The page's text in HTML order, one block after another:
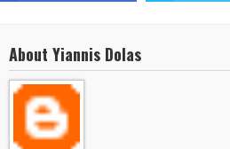
About Yiannis Dolas